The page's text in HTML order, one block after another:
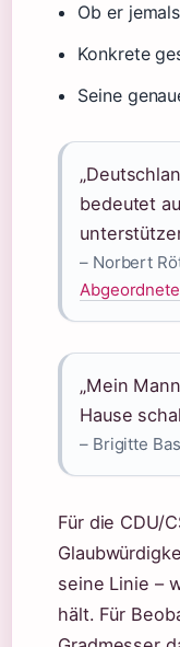
Ob er
Konkrete
Seine
bedeutet
– Norbert
„Mein
Hause
– Brigitte
Für die CDU/
seine Linie –
hält. Für